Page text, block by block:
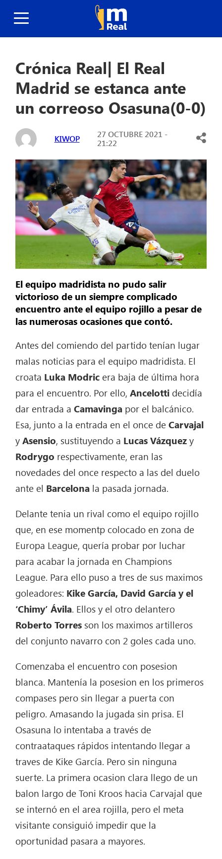
Crónica Real| El Real
Madrid se estanca ante
un correoso Osasuna(0-0)
KIWOP
27 OCTUBRE 2021 -
21:22
El equipo madridista no pudo salir
victorioso de un siempre complicado
encuentro ante el equipo rojillo a pesar de
las numerosas ocasiones que contó.
Antes del comiendo del partido tenían lugar
malas noticias para el equipo madridista. El
croata Luka Modric era baja de última hora
para el encuentro. Por ello,Ancelotti decidía
dar entrada aCamavinga por el balcánico.
Esa, junto a la entrada en el once deCarvajal
yAsensio, sustituyendo a Lucas Vázquezy
Rodrygo respectivamente, eran las
novedades del once respecto a las del duelo
ante el Barcelona la pasada jornada.
Delante tenia un rival como el equipo rojillo
que, en ese momentp colocado en zona de
Europa League, quería probar por luchar
para acabar la jornada en Champions
League. Para ello puso a tres de sus maximos
goleadores: Kike García, David García y el
‘Chimy’ Ávila. Ellos y el otro delantero
Roberto Torres son los maximos artilleros
del conjunto navarro con 2 goles cada uno.
Comenzaba el encuentro con posesion
blanca. Mantenía la posesion en los primeros
compases pero sin llegar a puerta con
peligro. Amasando la jugada sin prisa. El
Osasuna lo intentaba a través de
contraataques rápidos intentando llegar a
traves de Kike García. Pero sin ninguna
suerte. La primera ocasion clara llego de un
balon largo de Toni Kroos hacia Carvajal que
se internó en el area rojilla, pero el meta
visitante consiguió impedir que la
oportunidad pasara a mayores.